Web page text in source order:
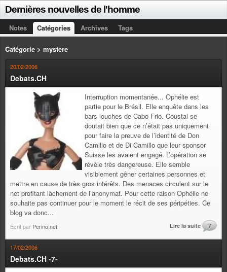
Dernières nouvelles de l'homme
Notes Catégories Archives Tags
Catégorie > mystere
20/02/2006
Debats.CH
Interruption momentanée... Ophélie est
partie pour le Brésil. Elle enquête dans les
bars louches de Cabo Frio. Coustal se
doutait bien que ce n’était pas uniquement
pour faire la preuve de l’identité de Don
Camillo et de Di Camillo que leur sponsor
Suisse les avaient engagé. L’opération se
révèle très dangereuse. Elle semble
visiblement gêner certaines personnes et
mettre en cause de très gros intérêts. Des menaces circulent sur le
net profitant lâchement de l’anonymat. Pour cette raison Ophélie ne
souhaite pas continuer pour le moment le récit de ses péripéties. Ce
blog va donc...
Écrit par Perino.net Lire la suite 7
17/02/2006
Debats.CH -7-